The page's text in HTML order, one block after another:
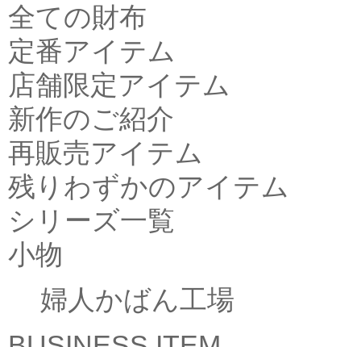
全ての財布
定番アイテム
店舗限定アイテム
新作のご紹介
再販売アイテム
残りわずかのアイテム
シリーズ一覧
小物
婦人かばん工場